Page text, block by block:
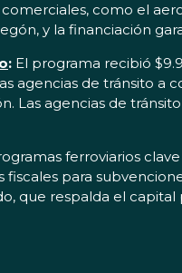
como el
y la financiación
: El programa recibió
agencias de tránsito
Las agencias de
ferroviarios
para
que respalda el